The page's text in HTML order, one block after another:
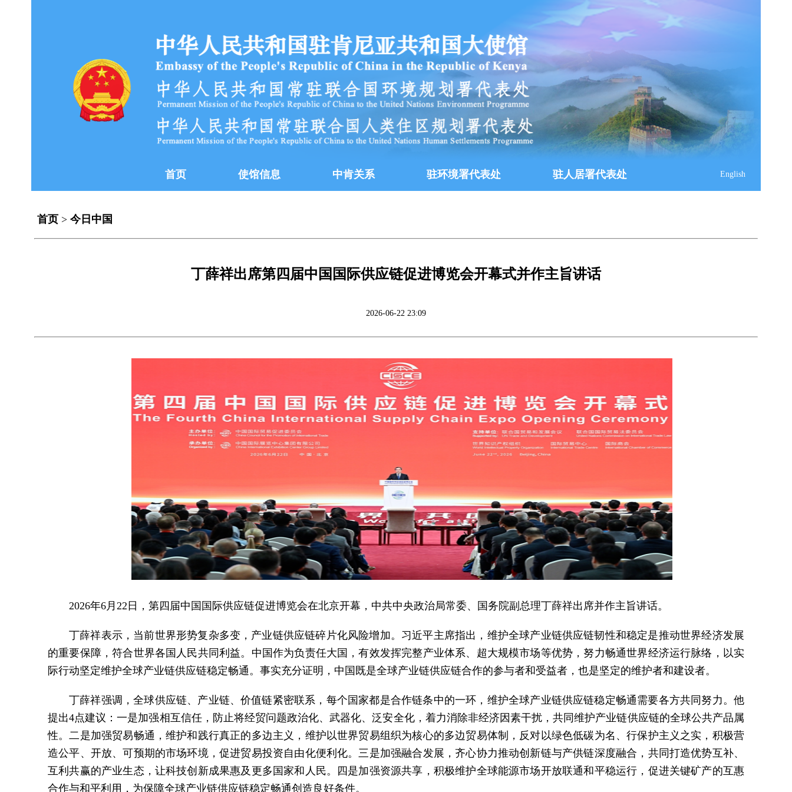
首页 使馆信息 中肯关系 驻环境署代表处 驻人居署代表处 English
首页 > 今日中国
丁薛祥出席第四届中国国际供应链促进博览会开幕式并作主旨讲话
2026-06-22 23:09
2026年6月22日，第四届中国国际供应链促进博览会在北京开幕，中共中央政治局常委、国务院副总理丁薛祥出席并作主旨讲话。
丁薛祥表示，当前世界形势复杂多变，产业链供应链碎片化风险增加。习近平主席指出，维护全球产业链供应链韧性和稳定是推动世界经济发展
的重要保障，符合世界各国人民共同利益。中国作为负责任大国，有效发挥完整产业体系、超大规模市场等优势，努力畅通世界经济运行脉络，以实
际行动坚定维护全球产业链供应链稳定畅通。事实充分证明，中国既是全球产业链供应链合作的参与者和受益者，也是坚定的维护者和建设者。
丁薛祥强调，全球供应链、产业链、价值链紧密联系，每个国家都是合作链条中的一环，维护全球产业链供应链稳定畅通需要各方共同努力。他
提出4点建议：一是加强相互信任，防止将经贸问题政治化、武器化、泛安全化，着力消除非经济因素干扰，共同维护产业链供应链的全球公共产品属
性。二是加强贸易畅通，维护和践行真正的多边主义，维护以世界贸易组织为核心的多边贸易体制，反对以绿色低碳为名、行保护主义之实，积极营
造公平、开放、可预期的市场环境，促进贸易投资自由化便利化。三是加强融合发展，齐心协力推动创新链与产供链深度融合，共同打造优势互补、
互利共赢的产业生态，让科技创新成果惠及更多国家和人民。四是加强资源共享，积极维护全球能源市场开放联通和平稳运行，促进关键矿产的互惠
合作与和平利用，为保障全球产业链供应链稳定畅通创造良好条件。